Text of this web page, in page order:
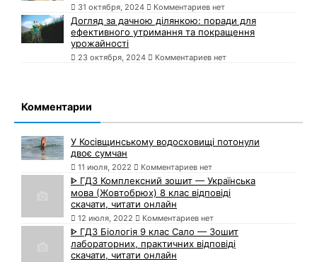
31 октября, 2024 Комментариев нет
Догляд за дачною ділянкою: поради для
ефективного утримання та покращення
урожайності
23 октября, 2024 Комментариев нет
Комментарии
У Косівщинському водосховищі потонули
двоє сумчан
11 июля, 2022 Комментариев нет
ᐈ ГДЗ Комплексний зошит — Українська
мова (Жовтобрюх) 8 клас відповіді
скачати, читати онлайн
12 июля, 2022 Комментариев нет
ᐈ ГДЗ Біологія 9 клас Сало — Зошит
лабораторних, практичних відповіді
скачати, читати онлайн